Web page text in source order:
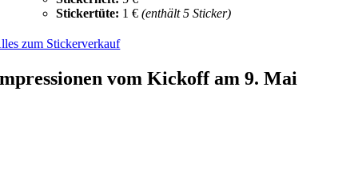
Stickertüte: 1 €(enthält 5 Sticker)
zum Stickerverkauf
vom Kickoff am 9. Mai